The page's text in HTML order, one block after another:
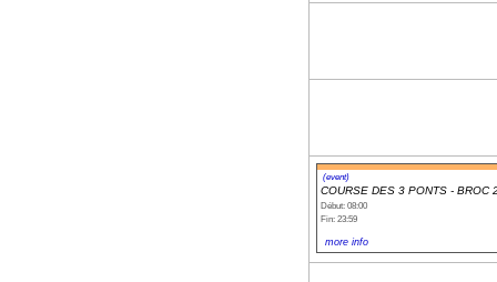
(event)
COURSE DES 3 PONTS - BROC
Début: 08:00
Fin: 23:59
more info